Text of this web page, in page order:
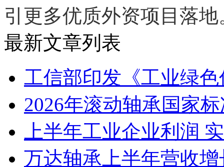
引更多优质外资项目落地
最新文章列表
工信部印发《工业绿色
2026年滚动轴承国家
上半年工业企业利润
万达轴承上半年营收增